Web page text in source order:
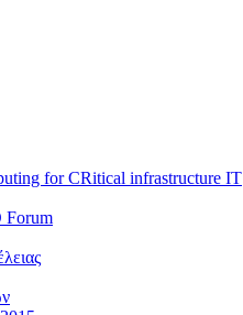
for CRitical infrastructure IT
Forum